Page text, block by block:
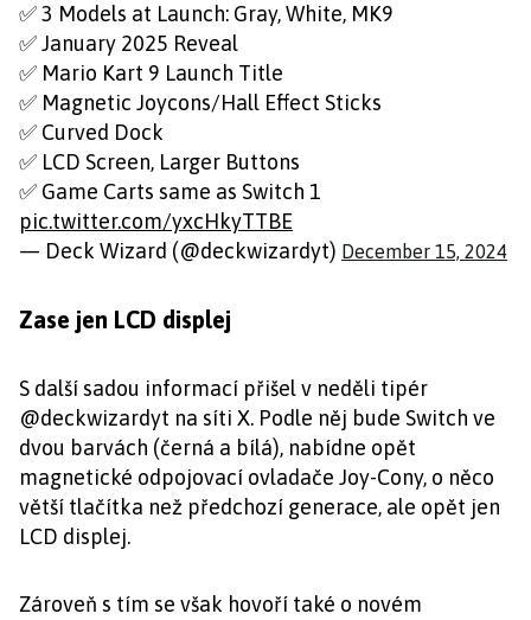
✅️ 3 Models at Launch: Gray, White, MK9
✅️ January 2025 Reveal
✅️ Mario Kart 9 Launch Title
✅️ Magnetic Joycons/Hall Effect Sticks
✅️ Curved Dock
✅️ LCD Screen, Larger Buttons
✅️ Game Carts same as Switch 1
pic.twitter.com/yxcHkyTTBE
— Deck Wizard (@deckwizardyt) December 15, 2024
Zase jen LCD displej
S další sadou informací přišel v neděli tipér
@deckwizardyt na síti X. Podle něj bude Switch ve
dvou barvách (černá a bílá), nabídne opět
magnetické odpojovací ovladače Joy-Cony, o něco
větší tlačítka než předchozí generace, ale opět jen
LCD displej.
Zároveň s tím se však hovoří také o novém